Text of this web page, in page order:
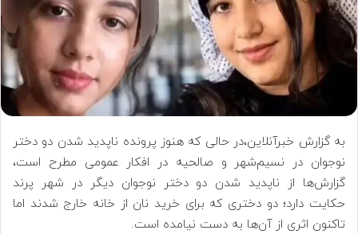
به گزارش خبرآنلاین،در حالی که هنوز پرونده ناپدید شدن دو دختر
نوجوان در نسیم‌شهر و صالحیه در افکار عمومی مطرح است،
گزارش‌ها از ناپدید شدن دو دختر نوجوان دیگر در شهر پرند
حکایت دارد؛ دو دختری که برای خرید نان از خانه خارج شدند اما
تاکنون اثری از آن‌ها به دست نیامده است.